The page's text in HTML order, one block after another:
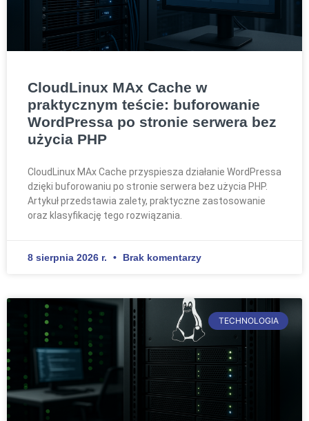
CloudLinux MAx Cache w
praktycznym teście: buforowanie
WordPressa po stronie serwera bez
użycia PHP
CloudLinux MAx Cache przyspiesza działanie WordPressa
dzięki buforowaniu po stronie serwera bez użycia PHP.
Artykuł przedstawia zalety, praktyczne zastosowanie
oraz klasyfikację tego rozwiązania.
8 sierpnia 2026 r. Brak komentarzy
TECHNOLOGIA